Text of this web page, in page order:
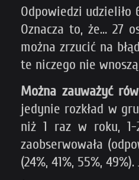
Odpowiedzi udzieliło
Oznacza to, że… 27
można zrzucić na
te niczego nie
Można zauważyć
jedynie rozkład w
niż 1 raz w roku,
zaobserwowała
(24%, 41%, 55%,